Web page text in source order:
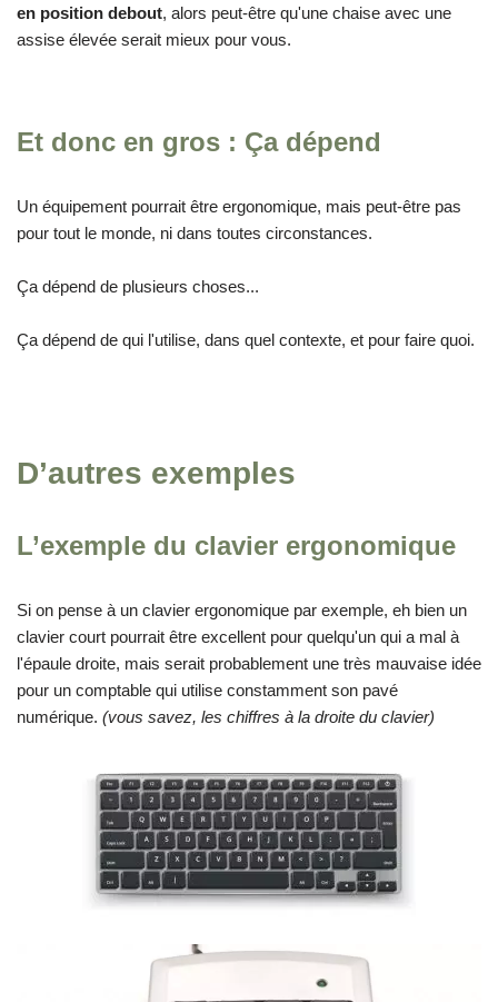
en position debout, alors peut-être qu'une chaise avec une
assise élevée serait mieux pour vous.
Et donc en gros : Ça dépend
Un équipement pourrait être ergonomique, mais peut-être pas
pour tout le monde, ni dans toutes circonstances.
Ça dépend de plusieurs choses...
Ça dépend de qui l'utilise, dans quel contexte, et pour faire quoi.
D’autres exemples
L’exemple du clavier ergonomique
Si on pense à un clavier ergonomique par exemple, eh bien un
clavier court pourrait être excellent pour quelqu'un qui a mal à
l'épaule droite, mais serait probablement une très mauvaise idée
pour un comptable qui utilise constamment son pavé
numérique. (vous savez, les chiffres à la droite du clavier)